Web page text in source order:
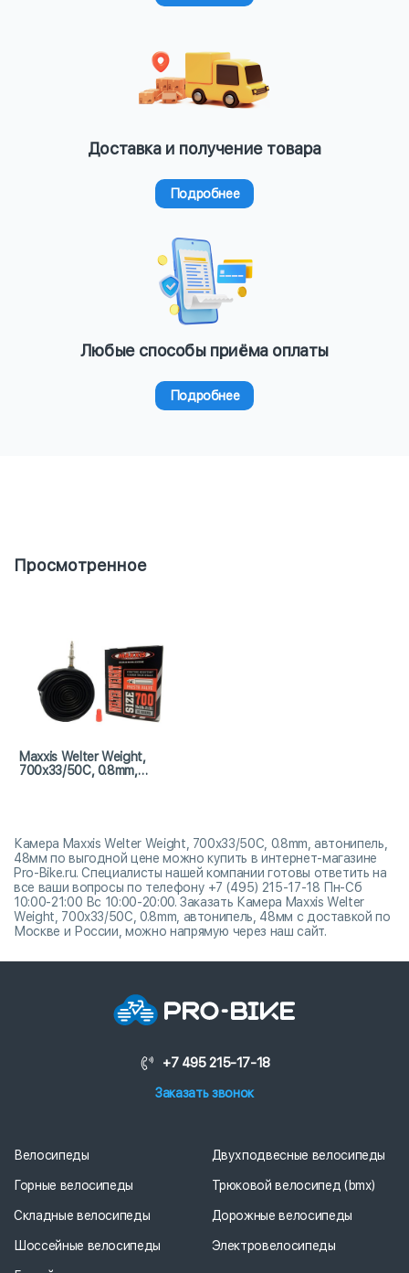
Доставка и получение товара
Подробнее
Любые способы приёма оплаты
Подробнее
Просмотренное
Maxxis Welter Weight,
700x33/50C, 0.8mm,
Камера Maxxis Welter Weight, 700x33/50C, 0.8mm, автонипель,
48мм по выгодной цене можно купить в интернет-магазине
Pro-Bike.ru. Специалисты нашей компании готовы ответить на
все ваши вопросы по телефону +7 (495) 215-17-18 Пн-Сб
10:00-21:00 Вс 10:00-20:00. Заказать Камера Maxxis Welter
Weight, 700x33/50C, 0.8mm, автонипель, 48мм с доставкой по
Москве и России, можно напрямую через наш сайт.
+7 495 215-17-18
Заказать звонок
Велосипеды
Горные велосипеды
Складные велосипеды
Шоссейные велосипеды
Двухподвесные велосипеды
Трюковой велосипед (bmx)
Дорожные велосипеды
Электровелосипеды